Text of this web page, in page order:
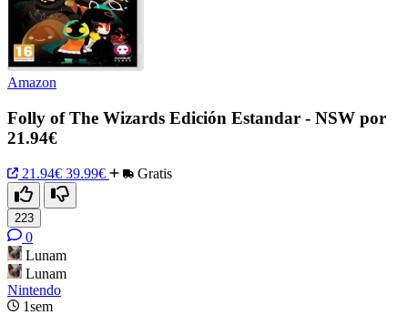
Amazon
Folly of The Wizards Edición Estandar - NSW por
21.94€
21.94€ 39.99€ Gratis
223
0
Lunam
Lunam
Nintendo
1sem